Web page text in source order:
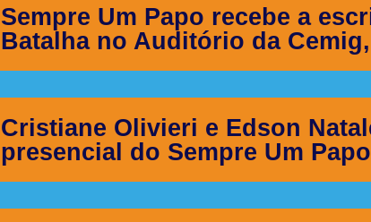
Sempre Um Papo recebe a
Batalha no Auditório da
Cristiane Olivieri e Edson
presencial do Sempre Um Papo